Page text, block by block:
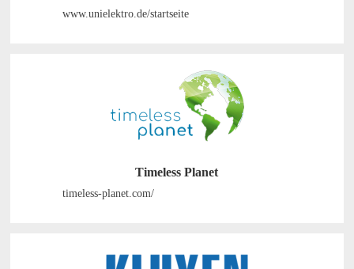
www.unielektro.de/startseite
Timeless Planet
timeless-planet.com/